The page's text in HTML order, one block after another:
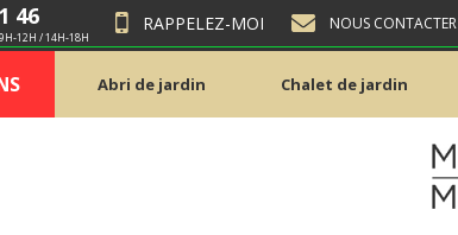
46
12H / 14H-18H
RAPPELEZ-MOI NOUS CONTACTER
Abri de jardin Chalet de jardin